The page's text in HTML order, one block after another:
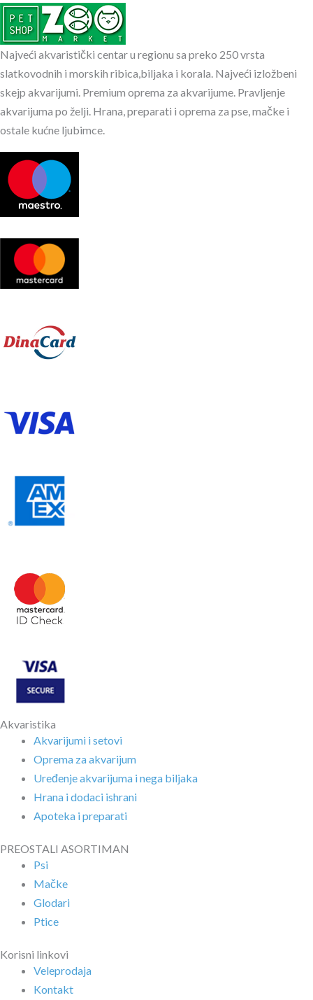
Najveći akvaristički centar u regionu sa preko 250 vrsta
slatkovodnih i morskih ribica,biljaka i korala. Najveći izložbeni
skejp akvarijumi. Premium oprema za akvarijume. Pravljenje
akvarijuma po želji. Hrana, preparati i oprema za pse, mačke i
ostale kućne ljubimce.
Akvaristika
Akvarijumi i setovi
Oprema za akvarijum
Uređenje akvarijuma i nega biljaka
Hrana i dodaci ishrani
Apoteka i preparati
PREOSTALI ASORTIMAN
Psi
Mačke
Glodari
Ptice
Korisni linkovi
Veleprodaja
Kontakt